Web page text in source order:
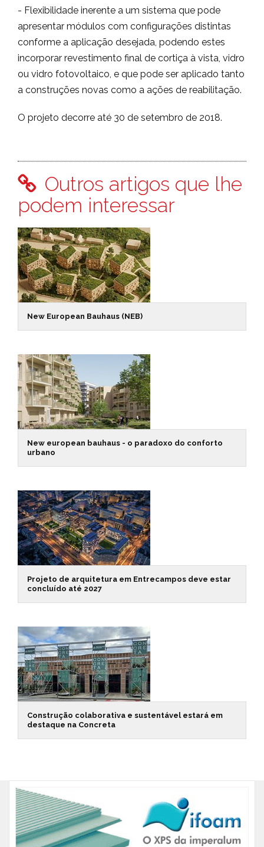
- Flexibilidade inerente a um sistema que pode
apresentar módulos com configurações distintas
conforme a aplicação desejada, podendo estes
incorporar revestimento final de cortiça à vista, vidro
ou vidro fotovoltaico, e que pode ser aplicado tanto
a construções novas como a ações de reabilitação.
O projeto decorre até 30 de setembro de 2018.
Outros artigos que lhe
podem interessar
New European Bauhaus (NEB)
New european bauhaus - o paradoxo do conforto
urbano
Projeto de arquitetura em Entrecampos deve estar
concluído até 2027
Construção colaborativa e sustentável estará em
destaque na Concreta